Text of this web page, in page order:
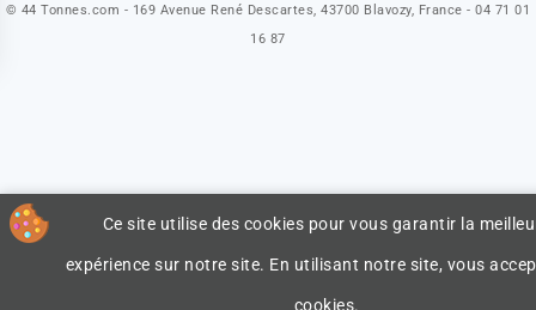
Ce site utilise des cookies pour vous garantir la
expérience sur notre site. En utilisant notre site, vous
cookies.
© 44 Tonnes.com - 169 Avenue René Descartes, 43700 Blavozy, France - 04 71 01
16 87